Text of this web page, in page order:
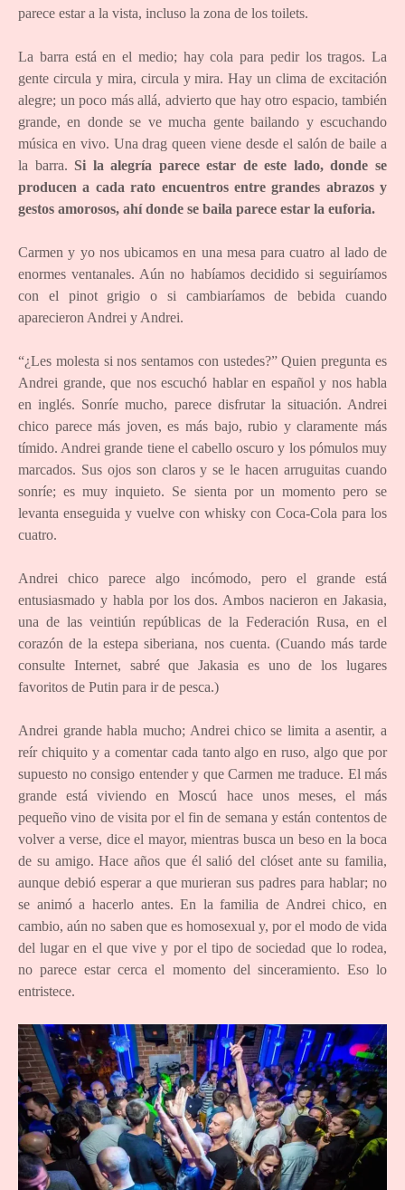
parece estar a la vista, incluso la zona de los toilets.
La barra está en el medio; hay cola para pedir los tragos. La
gente circula y mira, circula y mira. Hay un clima de excitación
alegre; un poco más allá, advierto que hay otro espacio, también
grande, en donde se ve mucha gente bailando y escuchando
música en vivo. Una drag queen viene desde el salón de baile a
la barra. Si la alegría parece estar de este lado, donde se
producen a cada rato encuentros entre grandes abrazos y
gestos amorosos, ahí donde se baila parece estar la euforia.
Carmen y yo nos ubicamos en una mesa para cuatro al lado de
enormes ventanales. Aún no habíamos decidido si seguiríamos
con el pinot grigio o si cambiaríamos de bebida cuando
aparecieron Andrei y Andrei.
“¿Les molesta si nos sentamos con ustedes?” Quien pregunta es
Andrei grande, que nos escuchó hablar en español y nos habla
en inglés. Sonríe mucho, parece disfrutar la situación. Andrei
chico parece más joven, es más bajo, rubio y claramente más
tímido. Andrei grande tiene el cabello oscuro y los pómulos muy
marcados. Sus ojos son claros y se le hacen arruguitas cuando
sonríe; es muy inquieto. Se sienta por un momento pero se
levanta enseguida y vuelve con whisky con Coca-Cola para los
cuatro.
Andrei chico parece algo incómodo, pero el grande está
entusiasmado y habla por los dos. Ambos nacieron en Jakasia,
una de las veintiún repúblicas de la Federación Rusa, en el
corazón de la estepa siberiana, nos cuenta. (Cuando más tarde
consulte Internet, sabré que Jakasia es uno de los lugares
favoritos de Putin para ir de pesca.)
Andrei grande habla mucho; Andrei chico se limita a asentir, a
reír chiquito y a comentar cada tanto algo en ruso, algo que por
supuesto no consigo entender y que Carmen me traduce. El más
grande está viviendo en Moscú hace unos meses, el más
pequeño vino de visita por el fin de semana y están contentos de
volver a verse, dice el mayor, mientras busca un beso en la boca
de su amigo. Hace años que él salió del clóset ante su familia,
aunque debió esperar a que murieran sus padres para hablar; no
se animó a hacerlo antes. En la familia de Andrei chico, en
cambio, aún no saben que es homosexual y, por el modo de vida
del lugar en el que vive y por el tipo de sociedad que lo rodea,
no parece estar cerca el momento del sinceramiento. Eso lo
entristece.